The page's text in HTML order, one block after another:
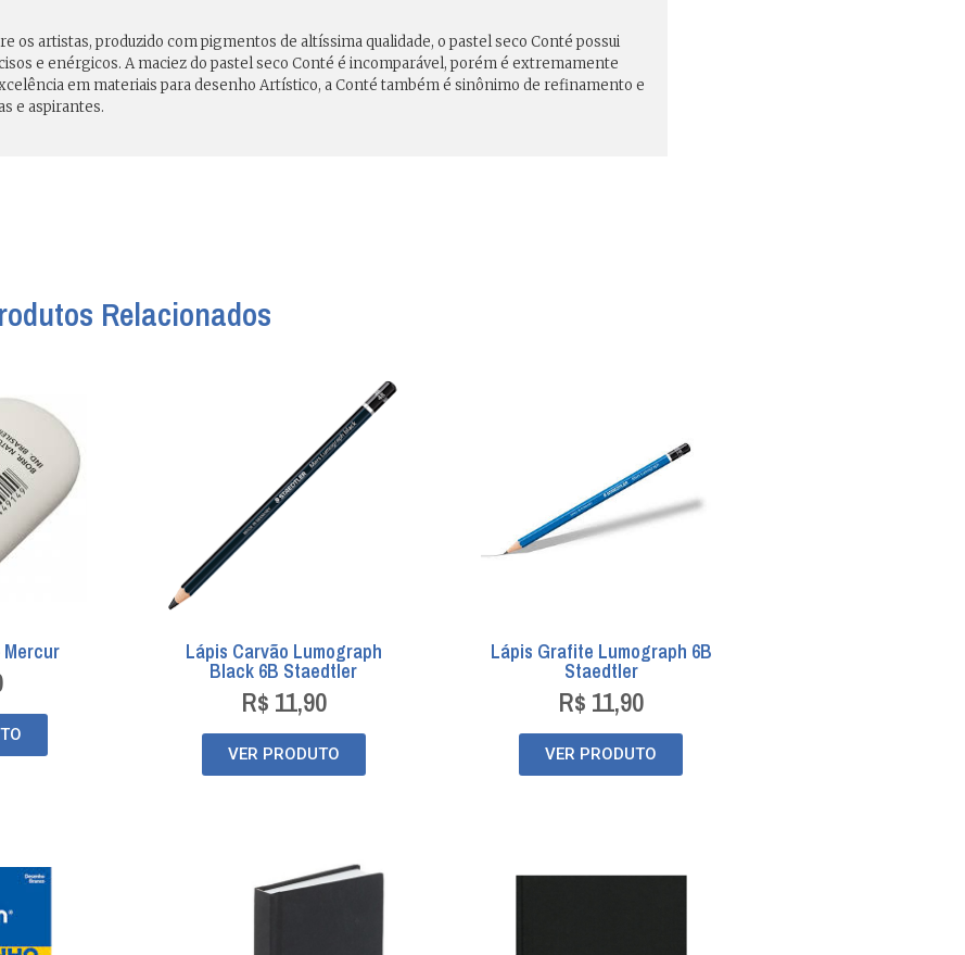
os artistas, produzido com pigmentos de altíssima qualidade, o pastel seco Conté possui
e enérgicos. A maciez do pastel seco Conté é incomparável, porém é extremamente
em materiais para desenho Artístico, a Conté também é sinônimo de refinamento e
e aspirantes.
Relacionados
Lápis Carvão Lumograph
Black 6B Staedtler
R$ 11,90
VER PRODUTO
Lápis Grafite Lumograph 6B
Staedtler
R$ 11,90
VER PRODUTO